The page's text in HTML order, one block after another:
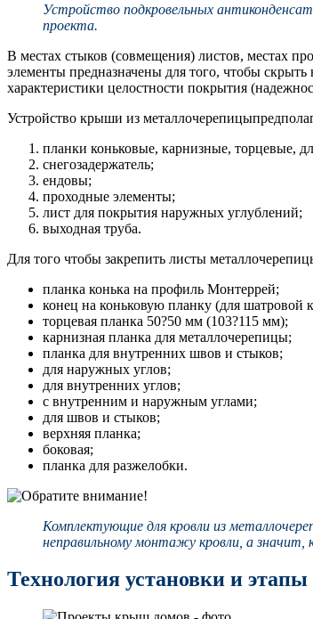
Устройство подкровельных
проекта.
В местах стыков (совмещения) листов, местах
элементы предназначены для того, чтобы
характеристики целостности покрытия
Устройство крыши из
планки коньковые, карнизные, торцевые,
снегозадержатель;
ендовы;
проходные элементы;
лист для покрытия наружных углублений;
выходная труба.
Для того чтобы закрепить листы
планка конька на профиль Монтеррей;
конец на коньковую планку (для
торцевая планка 50?50 мм (103?115 мм);
карнизная планка для металлочерепицы;
планка для внутренних швов и стыков;
для наружных углов;
для внутренних углов;
с внутренним и наружным углами;
для швов и стыков;
верхняя планка;
боковая;
планка для разжелобки.
Комплектующие для кровли из
неправильному монтажу кровли, а значит,
Технология установки и этапы